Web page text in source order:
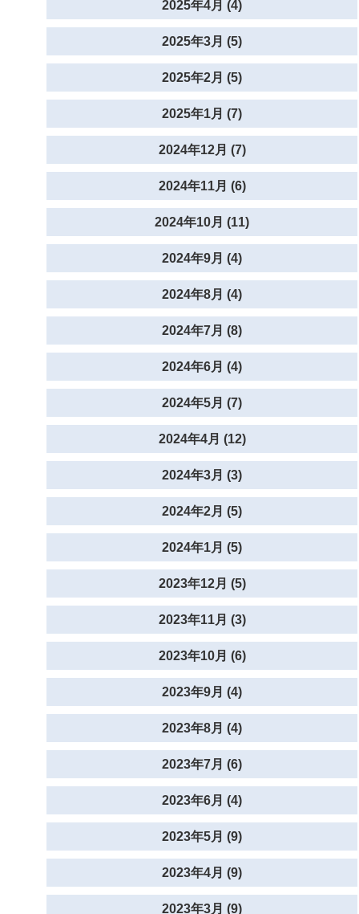
2025年4月 (4)
2025年3月 (5)
2025年2月 (5)
2025年1月 (7)
2024年12月 (7)
2024年11月 (6)
2024年10月 (11)
2024年9月 (4)
2024年8月 (4)
2024年7月 (8)
2024年6月 (4)
2024年5月 (7)
2024年4月 (12)
2024年3月 (3)
2024年2月 (5)
2024年1月 (5)
2023年12月 (5)
2023年11月 (3)
2023年10月 (6)
2023年9月 (4)
2023年8月 (4)
2023年7月 (6)
2023年6月 (4)
2023年5月 (9)
2023年4月 (9)
2023年3月 (9)